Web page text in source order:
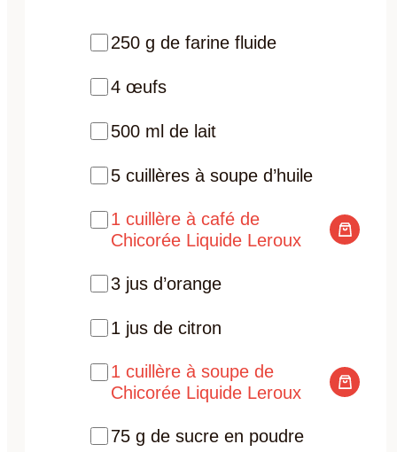
250 g de farine fluide
4 œufs
500 ml de lait
5 cuillères à soupe d’huile
1 cuillère à café de
Chicorée Liquide Leroux
3 jus d’orange
1 jus de citron
1 cuillère à soupe de
Chicorée Liquide Leroux
75 g de sucre en poudre